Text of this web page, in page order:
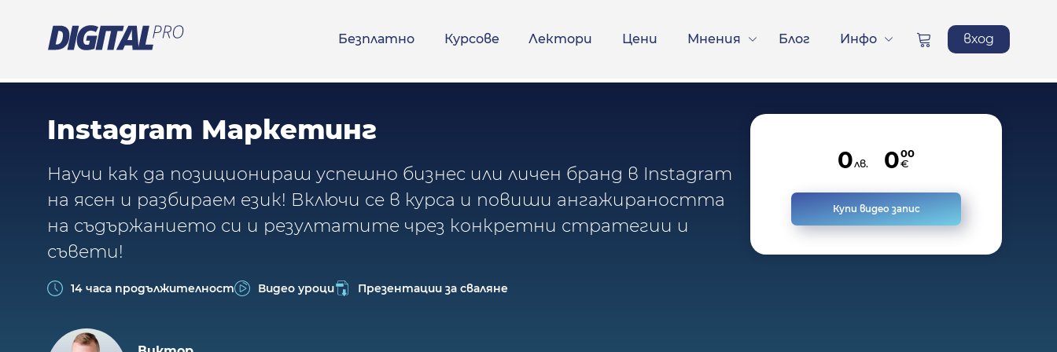
Безплатно Курсове Лектори Цени Мнения Блог Инфо вход
Instagram Маркетинг
Научи как да позиционираш успешно бизнес или личен бранд в Instagram
на ясен и разбираем език! Включи се в курса и повиши ангажираността
на съдържанието си и резултатите чрез конкретни стратегии и
съвети!
14 часа продължителност Видео уроци Презентации за сваляне
0лв. 000
€
Купи видео запис